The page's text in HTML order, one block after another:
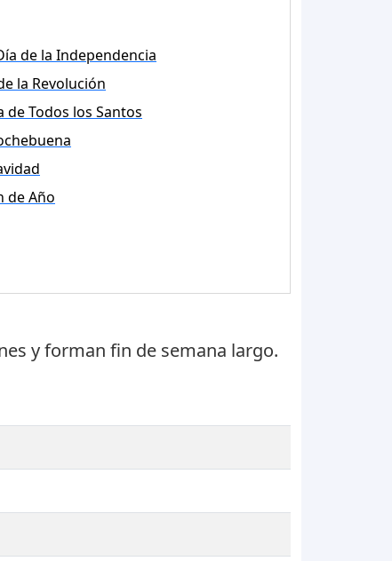
de la Independencia
la Revolución
de Todos los Santos
de Año
y forman fin de semana largo.